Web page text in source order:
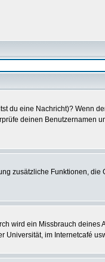
du eine Nachricht)? Wenn
deinen Benutzernamen
zusätzliche Funktionen, die
wird ein Missbrauch
Universität, im Internetcafé